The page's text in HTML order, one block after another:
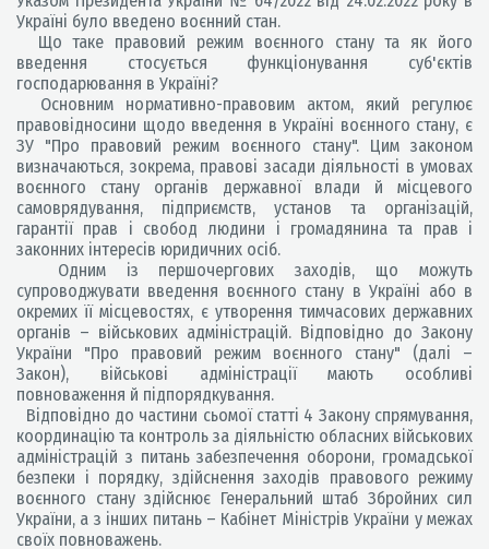
Україні було введено воєнний стан.
Що таке правовий режим воєнного стану та як його
введення стосується функціонування суб'єктів
господарювання в Україні?
Основним нормативно-правовим актом, який регулює
правовідносини щодо введення в Україні воєнного стану, є
ЗУ "Про правовий режим воєнного стану". Цим законом
визначаються, зокрема, правові засади діяльності в умовах
воєнного стану органів державної влади й місцевого
самоврядування, підприємств, установ та організацій,
гарантії прав і свобод людини і громадянина та прав і
законних інтересів юридичних осіб.
Одним із першочергових заходів, що можуть
супроводжувати введення воєнного стану в Україні або в
окремих її місцевостях, є утворення тимчасових державних
органів – військових адміністрацій. Відповідно до Закону
України "Про правовий режим воєнного стану" (далі –
Закон), військові адміністрації мають особливі
повноваження й підпорядкування.
Відповідно до частини сьомої статті 4 Закону спрямування,
координацію та контроль за діяльністю обласних військових
адміністрацій з питань забезпечення оборони, громадської
безпеки і порядку, здійснення заходів правового режиму
воєнного стану здійснює Генеральний штаб Збройних сил
України, а з інших питань – Кабінет Міністрів України у межах
своїх повноважень.